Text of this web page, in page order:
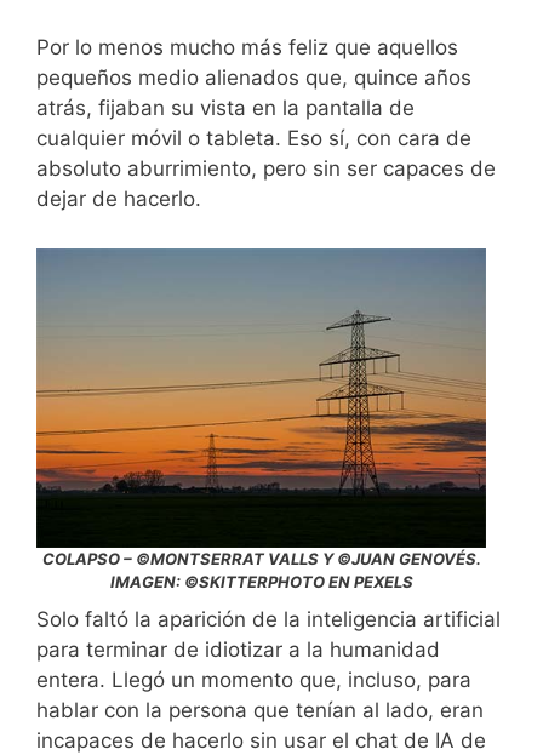
Por lo menos mucho más feliz que aquellos
pequeños medio alienados que, quince años
atrás, fijaban su vista en la pantalla de
cualquier móvil o tableta. Eso sí, con cara de
absoluto aburrimiento, pero sin ser capaces de
dejar de hacerlo.
COLAPSO – ©MONTSERRAT VALLS Y ©JUAN GENOVÉS.
IMAGEN: ©SKITTERPHOTO EN PEXELS
Solo faltó la aparición de la inteligencia artificial
para terminar de idiotizar a la humanidad
entera. Llegó un momento que, incluso, para
hablar con la persona que tenían al lado, eran
incapaces de hacerlo sin usar el chat de IA de